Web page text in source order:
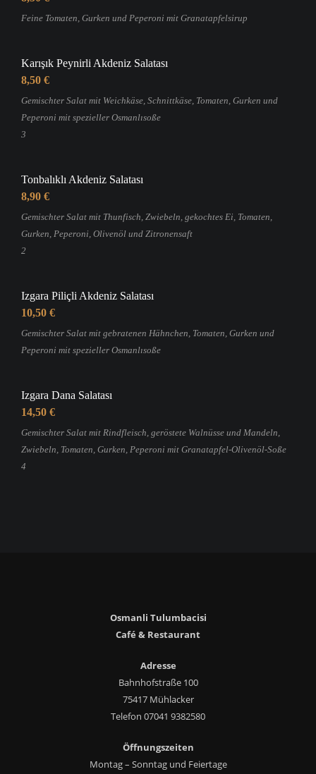
Feine Tomaten, Gurken und Peperoni mit Granatapfelsirup
Karışık Peynirli Akdeniz Salatası
8,50 €
Gemischter Salat mit Weichkäse, Schnittkäse, Tomaten, Gurken und
Peperoni mit spezieller Osmanlısoße
3
Tonbalıklı Akdeniz Salatası
8,90 €
Gemischter Salat mit Thunfisch, Zwiebeln, gekochtes Ei, Tomaten,
Gurken, Peperoni, Olivenöl und Zitronensaft
2
Izgara Piliçli Akdeniz Salatası
10,50 €
Gemischter Salat mit gebratenen Hähnchen, Tomaten, Gurken und
Peperoni mit spezieller Osmanlısoße
Izgara Dana Salatası
14,50 €
Gemischter Salat mit Rindfleisch, geröstete Walnüsse und Mandeln,
Zwiebeln, Tomaten, Gurken, Peperoni mit Granatapfel-Olivenöl-Soße
4
Osmanli Tulumbacisi
Café & Restaurant
Adresse
Bahnhofstraße 100
75417 Mühlacker
Telefon 07041 9382580
Öffnungszeiten
Montag – Sonntag und Feiertage